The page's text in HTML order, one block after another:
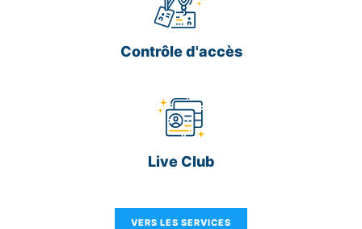
Contrôle d'accès
Live Club
VERS LES SERVICES